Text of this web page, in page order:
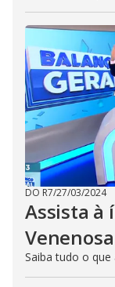
DO R7/27/03/2024
Assista à
Saiba tudo o